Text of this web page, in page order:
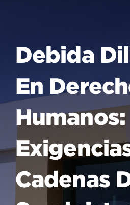
Debida
En
Cadenas